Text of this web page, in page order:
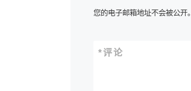
您的电子邮箱地址不会被公开。
评论
*